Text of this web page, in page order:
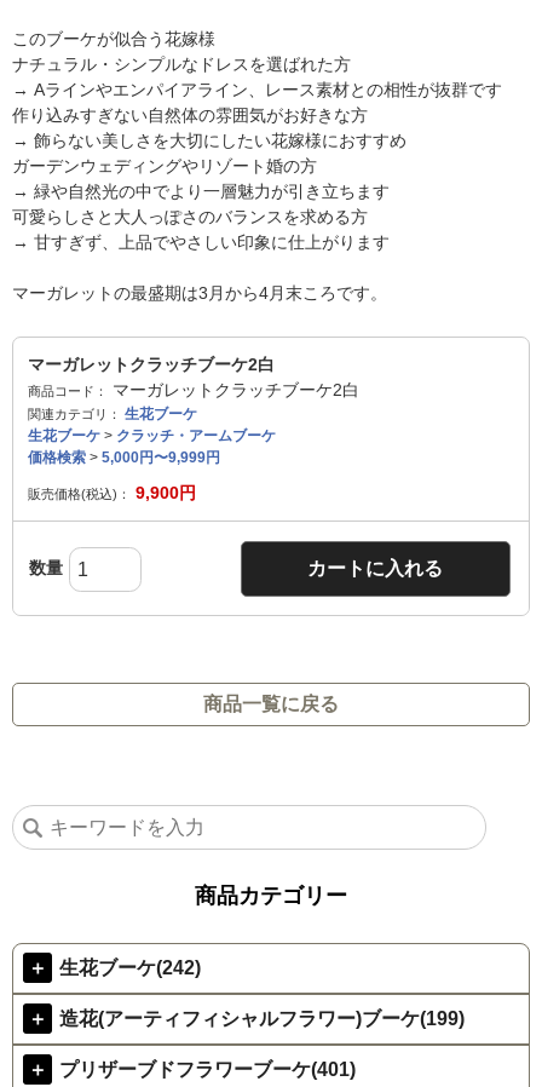
このブーケが似合う花嫁様
ナチュラル・シンプルなドレスを選ばれた方
→ Aラインやエンパイアライン、レース素材との相性が抜群です
作り込みすぎない自然体の雰囲気がお好きな方
→ 飾らない美しさを大切にしたい花嫁様におすすめ
ガーデンウェディングやリゾート婚の方
→ 緑や自然光の中でより一層魅力が引き立ちます
可愛らしさと大人っぽさのバランスを求める方
→ 甘すぎず、上品でやさしい印象に仕上がります
マーガレットの最盛期は3月から4月末ころです。
マーガレットクラッチブーケ2白
商品コード： マーガレットクラッチブーケ2白
関連カテゴリ：
生花ブーケ
生花ブーケ > クラッチ・アームブーケ
価格検索 > 5,000円〜9,999円
販売価格(税込)： 9,900円
数量 カートに入れる
商品一覧に戻る
商品カテゴリー
＋ 生花ブーケ(242)
＋ 造花(アーティフィシャルフラワー)ブーケ(199)
＋ プリザーブドフラワーブーケ(401)